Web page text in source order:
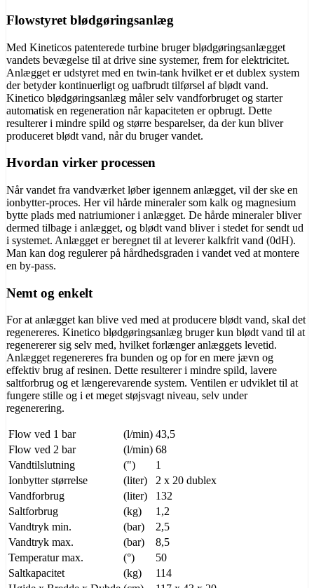
Flowstyret blødgøringsanlæg
Med Kineticos patenterede turbine bruger blødgøringsanlægget
vandets bevægelse til at drive sine systemer, frem for elektricitet.
Anlægget er udstyret med en twin-tank hvilket er et dublex system
der betyder kontinuerligt og uafbrudt tilførsel af blødt vand.
Kinetico blødgøringsanlæg måler selv vandforbruget og starter
automatisk en regeneration når kapaciteten er opbrugt. Dette
resulterer i mindre spild og større besparelser, da der kun bliver
produceret blødt vand, når du bruger vandet.
Hvordan virker processen
Når vandet fra vandværket løber igennem anlægget, vil der ske en
ionbytter-proces. Her vil hårde mineraler som kalk og magnesium
bytte plads med natriumioner i anlægget. De hårde mineraler bliver
dermed tilbage i anlægget, og blødt vand bliver i stedet for sendt ud
i systemet. Anlægget er beregnet til at leverer kalkfrit vand (0dH).
Man kan dog regulerer på hårdhedsgraden i vandet ved at montere
en by-pass.
Nemt og enkelt
For at anlægget kan blive ved med at producere blødt vand, skal det
regenereres. Kinetico blødgøringsanlæg bruger kun blødt vand til at
regenererer sig selv med, hvilket forlænger anlæggets levetid.
Anlægget regenereres fra bunden og op for en mere jævn og
effektiv brug af resinen. Dette resulterer i mindre spild, lavere
saltforbrug og et længerevarende system. Ventilen er udviklet til at
fungere stille og i et meget støjsvagt niveau, selv under
regenerering.
Flow ved 1 bar (l/min) 43,5
Flow ved 2 bar
(l/min) 68
Vandtilslutning
(")
1
Ionbytter størrelse
(liter)
2 x 20 dublex
Vandforbrug
(liter)
132
Saltforbrug
(kg)
1,2
Vandtryk min.
(bar)
2,5
Vandtryk max.
(bar)
8,5
Temperatur max.
(°)
50
Saltkapacitet
(kg)
114